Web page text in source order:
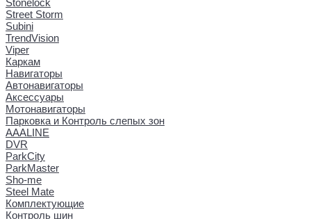
Street Storm
Subini
TrendVision
Viper
Каркам
Навигаторы
Автонавигаторы
Аксессуары
Мотонавигаторы
Парковка и Контроль слепых зон
AAALINE
DVR
ParkCity
ParkMaster
Sho-me
Steel Mate
Комплектующие
Контроль шин